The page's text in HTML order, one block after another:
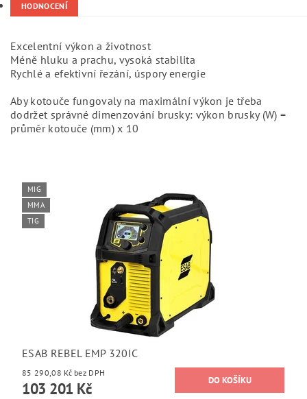
HODNOCENÍ
Excelentní výkon a životnost
Méně hluku a prachu, vysoká stabilita
Rychlé a efektivní řezání, úspory energie
Aby kotouče fungovaly na maximální výkon je třeba
dodržet správné dimenzování brusky: výkon brusky (W) =
průměr kotouče (mm) x 10
MIG
MMA
TIG
ESAB REBEL EMP 320IC
85 290,08 Kč bez DPH
103 201 Kč